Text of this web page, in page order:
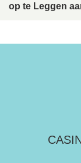
op te Leggen